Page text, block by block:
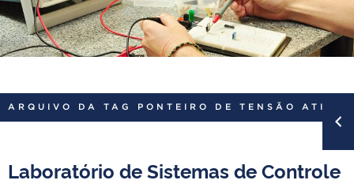
CONCURSOS
EDITAIS
INTERNACIONAL
PORTARIAS
ARQUIVO DA TAG PONTEIRO DE TENSÃO ATIVO
Laboratório de Sistemas de Controle